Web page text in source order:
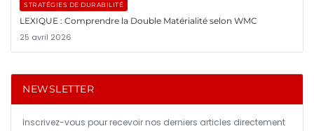
STRATÉGIES DE DURABILITÉ
LEXIQUE : Comprendre la Double Matérialité selon WMC
25 avril 2026
NEWSLETTER
Inscrivez-vous pour recevoir nos derniers articles directement